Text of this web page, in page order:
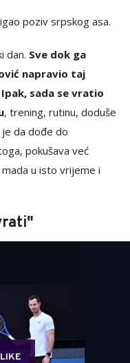
poziv srpskog asa.
dan. Sve dok ga
napravio taj
sada se vratio
, trening, rutinu, doduše
je da dođe do
pokušava već
u isto vrijeme i